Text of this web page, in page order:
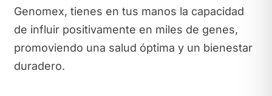
Genomex, tienes en tus manos la capacidad
de influir positivamente en miles de genes,
promoviendo una salud óptima y un bienestar
duradero.